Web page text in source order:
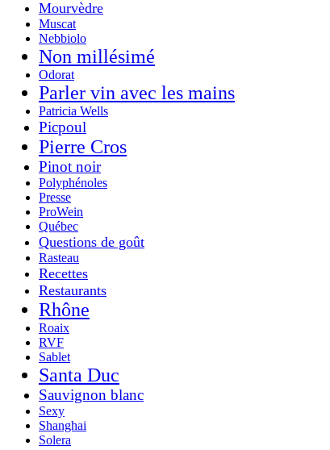
Mourvèdre
Muscat
Nebbiolo
Non millésimé
Odorat
Parler vin avec les mains
Patricia Wells
Picpoul
Pierre Cros
Pinot noir
Polyphénoles
Presse
ProWein
Québec
Questions de goût
Rasteau
Recettes
Restaurants
Rhône
Roaix
RVF
Sablet
Santa Duc
Sauvignon blanc
Sexy
Shanghai
Solera